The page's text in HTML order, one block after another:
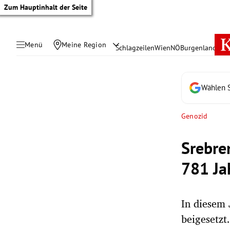
Zum Hauptinhalt der Seite
Menü Meine Region SchlagzeilenWienNÖBurgenland
Wählen
Genozid
781
In diesem